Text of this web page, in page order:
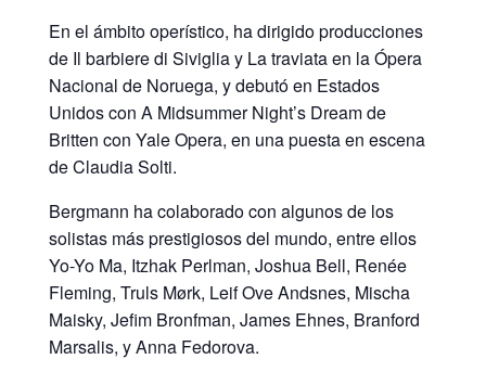
En el ámbito operístico, ha dirigido producciones
de Il barbiere di Siviglia y La traviata en la Ópera
Nacional de Noruega, y debutó en Estados
Unidos con A Midsummer Night’s Dream de
Britten con Yale Opera, en una puesta en escena
de Claudia Solti.
Bergmann ha colaborado con algunos de los
solistas más prestigiosos del mundo, entre ellos
Yo-Yo Ma, Itzhak Perlman, Joshua Bell, Renée
Fleming, Truls Mørk, Leif Ove Andsnes, Mischa
Maisky, Jeﬁm Bronfman, James Ehnes, Branford
Marsalis, y Anna Fedorova.